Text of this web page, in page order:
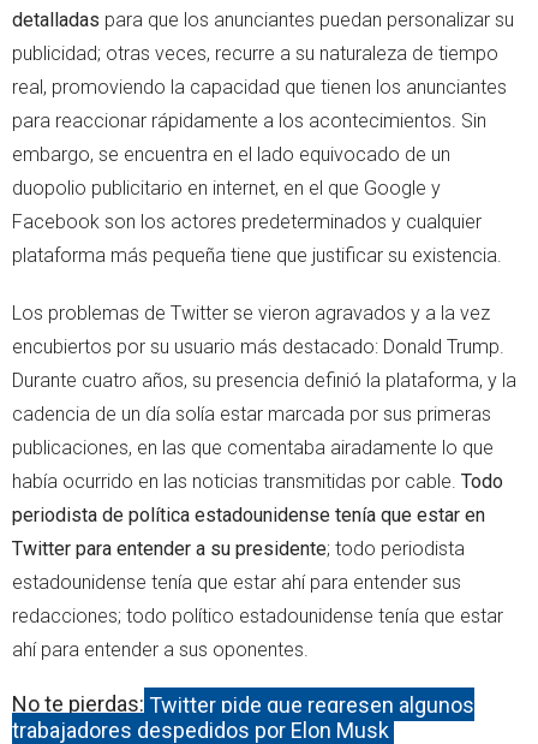
detalladas para que los anunciantes puedan personalizar su
publicidad; otras veces, recurre a su naturaleza de tiempo
real, promoviendo la capacidad que tienen los anunciantes
para reaccionar rápidamente a los acontecimientos. Sin
embargo, se encuentra en el lado equivocado de un
duopolio publicitario en internet, en el que Google y
Facebook son los actores predeterminados y cualquier
plataforma más pequeña tiene que justificar su existencia.
Los problemas de Twitter se vieron agravados y a la vez
encubiertos por su usuario más destacado: Donald Trump.
Durante cuatro años, su presencia definió la plataforma, y la
cadencia de un día solía estar marcada por sus primeras
publicaciones, en las que comentaba airadamente lo que
había ocurrido en las noticias transmitidas por cable. Todo
periodista de política estadounidense tenía que estar en
Twitter para entender a su presidente; todo periodista
estadounidense tenía que estar ahí para entender sus
redacciones; todo político estadounidense tenía que estar
ahí para entender a sus oponentes.
No te pierdas: Twitter pide que regresen algunos
trabajadores despedidos por Elon Musk